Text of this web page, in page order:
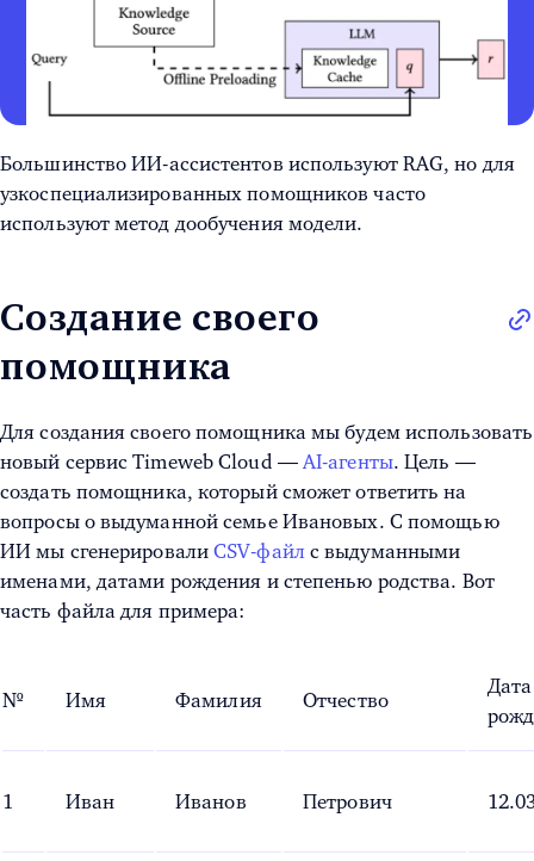
Большинство ИИ-ассистентов используют RAG, но для
узкоспециализированных помощников часто
используют метод дообучения модели.
Создание своего
помощника
Для создания своего помощника мы будем использовать
новый сервис Timeweb Cloud — AI-агенты. Цель —
создать помощника, который сможет ответить на
вопросы о выдуманной семье Ивановых. С помощью
ИИ мы сгенерировалиCSV-файлс выдуманными
именами, датами рождения и степенью родства. Вот
часть файла для примера:
№ Имя Фамилия Отчество
Дата
1 Иван Иванов Петрович